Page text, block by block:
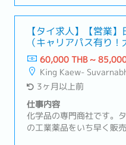
があります。【職務内容
（既存7割、新規3割）・
～20名）・水処理設備
応・お客様先への定期訪
身で車を運転
【タイ求人】【営業
（キャリアパス有り
のグループ会社）
60,000 THB ~
King Kaew-
3ヶ月以上前
仕事内容
化学品の専門商社です。
の工業薬品をいち早く販